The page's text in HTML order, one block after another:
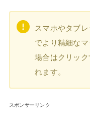
スマホやタブ
でより精細な
場合はクリッ
れます。
スポンサーリンク